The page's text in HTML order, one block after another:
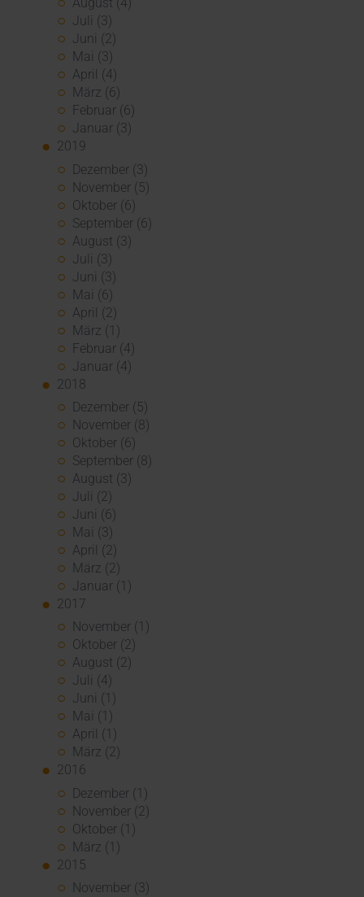
Juli (3)
Juni (2)
Mai (3)
April (4)
März (6)
Februar (6)
Januar (3)
2019
Dezember (3)
November (5)
Oktober (6)
September (6)
August (3)
Juli (3)
Juni (3)
Mai (6)
April (2)
März (1)
Februar (4)
Januar (4)
2018
Dezember (5)
November (8)
Oktober (6)
September (8)
August (3)
Juli (2)
Juni (6)
Mai (3)
April (2)
März (2)
Januar (1)
2017
November (1)
Oktober (2)
August (2)
Juli (4)
Juni (1)
Mai (1)
April (1)
März (2)
2016
Dezember (1)
November (2)
Oktober (1)
März (1)
2015
November (3)